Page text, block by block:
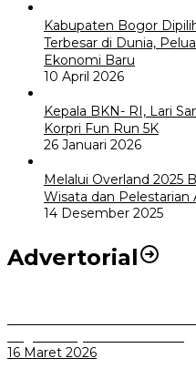
Kabupaten Bogor
Terbesar di Dunia,
Ekonomi Baru
10 April 2026
Kepala BKN- RI, Lari
Korpri Fun Run 5K
26 Januari 2026
Melalui Overland 2025
Wisata dan Pelestarian
14 Desember 2025
Advertorial
16 Maret 2026